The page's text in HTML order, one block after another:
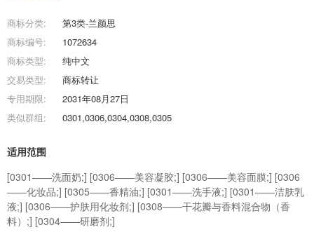
商标分类:
第3类-兰颜思
商标编号:
1072634
商标类型:
纯中文
交易类型:
商标转让
专用期限:
2031年08月27日
类似群组:
0301,0306,0304,0308,0305
适用范围
[0301——洗面奶;] [0306——美容凝胶;] [0306——美容面膜;] [0306
——化妆品;] [0305——香精油;] [0301——洗手液;] [0301——洁肤乳
液;] [0306——护肤用化妆剂;] [0308——干花瓣与香料混合物（香
料）;] [0304——研磨剂;]